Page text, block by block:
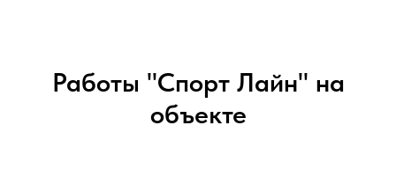
Работы "Спорт Лайн" на
объекте